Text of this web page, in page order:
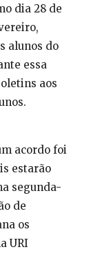
dia 28 de
alunos do
essa
aos
acordo foi
estarão
segunda-
de
os
URI